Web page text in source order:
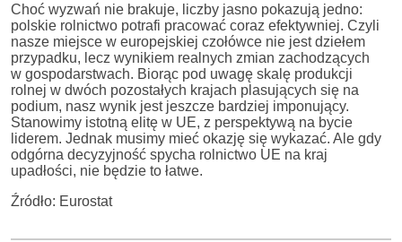
Choć wyzwań nie brakuje, liczby jasno pokazują jedno:
polskie rolnictwo potrafi pracować coraz efektywniej. Czyli
nasze miejsce w europejskiej czołówce nie jest dziełem
przypadku, lecz wynikiem realnych zmian zachodzących
w gospodarstwach. Biorąc pod uwagę skalę produkcji
rolnej w dwóch pozostałych krajach plasujących się na
podium, nasz wynik jest jeszcze bardziej imponujący.
Stanowimy istotną elitę w UE, z perspektywą na bycie
liderem. Jednak musimy mieć okazję się wykazać. Ale gdy
odgórna decyzyjność spycha rolnictwo UE na kraj
upadłości, nie będzie to łatwe.
Źródło: Eurostat